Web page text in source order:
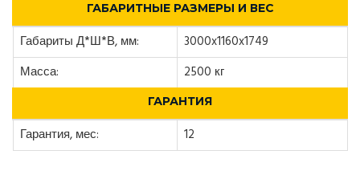
ГАБАРИТНЫЕ РАЗМЕРЫ И ВЕС
Габариты Д*Ш*В, мм:
3000x1160x1749
Масса:
2500 кг
ГАРАНТИЯ
Гарантия, мес: 12